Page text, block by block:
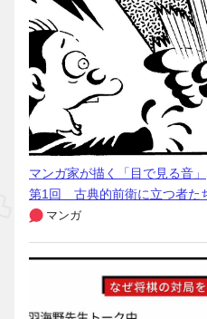
マンガ家が描く「目で見る音」
第1回 古典的前衛に立つ者た
マンガ